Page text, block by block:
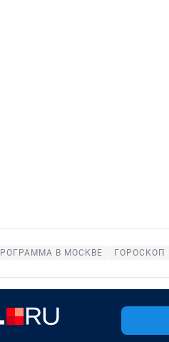
В МОСКВЕ ГОРОСКОП